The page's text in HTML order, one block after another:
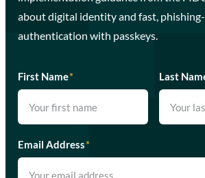
about digital identity and fast,
authentication with passkeys.
First Name* Last
Email Address*